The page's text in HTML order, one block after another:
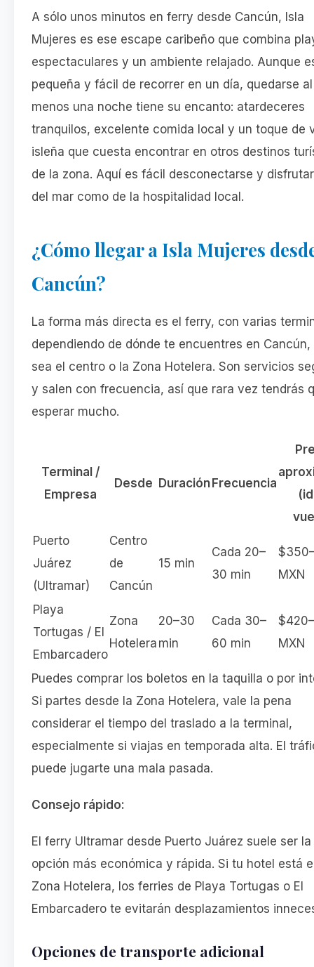
A sólo unos minutos en ferry desde Cancún, Isla
Mujeres es ese escape caribeño que combina
espectaculares y un ambiente relajado. Aunque
pequeña y fácil de recorrer en un día, quedarse al
menos una noche tiene su encanto: atardeceres
tranquilos, excelente comida local y un toque de
isleña que cuesta encontrar en otros destinos
de la zona. Aquí es fácil desconectarse y
del mar como de la hospitalidad local.
¿Cómo llegar a Isla Mujeres
Cancún?
La forma más directa es el ferry, con varias
dependiendo de dónde te encuentres en Cancún,
sea el centro o la Zona Hotelera. Son servicios
y salen con frecuencia, así que rara vez tendrás
esperar mucho.
Terminal /
Empresa
Desde Duración Frecuencia
Puerto
Juárez
(Ultramar)
Centro
de
Cancún
15 min
Cada 20–
30 min
MXN
Playa
Tortugas / El
Embarcadero
Zona
Hotelera
20–30
min
Cada 30–
60 min
MXN
Puedes comprar los boletos en la taquilla o por
Si partes desde la Zona Hotelera, vale la pena
considerar el tiempo del traslado a la terminal,
especialmente si viajas en temporada alta. El
puede jugarte una mala pasada.
Consejo rápido:
El ferry Ultramar desde Puerto Juárez suele ser la
opción más económica y rápida. Si tu hotel está
Zona Hotelera, los ferries de Playa Tortugas o El
Embarcadero te evitarán desplazamientos
Opciones de transporte adicional